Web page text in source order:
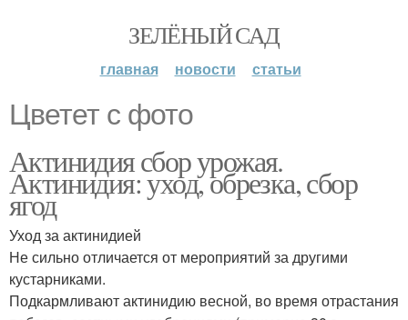
ЗЕЛЁНЫЙ САД
главная новости статьи
Цветет с фото
Актинидия сбор урожая.
Актинидия: уход, обрезка, сбор
ягод
Уход за актинидией
Не сильно отличается от мероприятий за другими
кустарниками.
Подкармливают актинидию весной, во время отрастания